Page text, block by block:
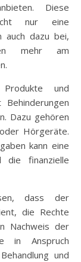
Diese
nur eine
auch dazu bei,
mehr am
und
Dazu gehören
Hörgeräte.
kann eine
die finanzielle
dass der
die Rechte
Nachweis der
in Anspruch
und